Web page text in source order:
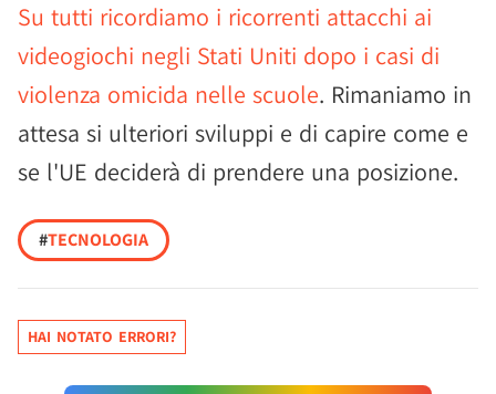
Su tutti ricordiamo i ricorrenti attacchi ai
videogiochi negli Stati Uniti dopo i casi di
violenza omicida nelle scuole. Rimaniamo in
attesa si ulteriori sviluppi e di capire come e
se l'UE deciderà di prendere una posizione.
#TECNOLOGIA
HAI NOTATO ERRORI?